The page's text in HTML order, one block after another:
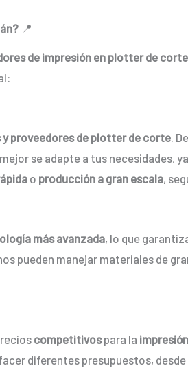
📍
de impresión en plotter de corte
proveedores de plotter de corte .
se adapte a tus necesidades,
o producción a gran escala,
más avanzada, lo que
pueden manejar materiales de
competitivospara la
diferentes presupuestos, desde